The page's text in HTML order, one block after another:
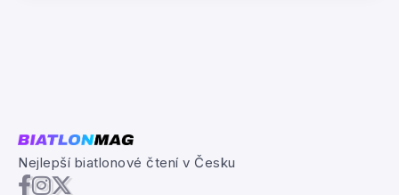
Nejlepší biatlonové čtení v Česku